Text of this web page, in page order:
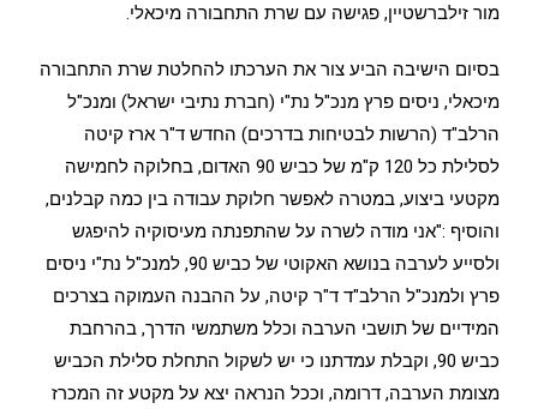
מור זילברשטיין, פגישה עם שרת התחבורה מיכאלי.
בסיום הישיבה הביע צור את הערכתו להחלטת שרת התחבורה
מיכאלי, ניסים פרץ מנכ"ל נת"י (חברת נתיבי ישראל) ומנכ"ל
הרלב"ד (הרשות לבטיחות בדרכים) החדש ד"ר ארז קיטה
לסלילת כל 120 ק"מ של כביש 90 האדום, בחלוקה לחמישה
מקטעי ביצוע, במטרה לאפשר חלוקת עבודה בין כמה קבלנים,
והוסיף :"אני מודה לשרה על שהתפנתה מעיסוקיה להיפגש
ולסייע לערבה בנושא האקוטי של כביש 90, למנכ"ל נת"י ניסים
פרץ ולמנכ"ל הרלב"ד ד"ר קיטה, על ההבנה העמוקה בצרכים
המידיים של תושבי הערבה וכלל משתמשי הדרך, בהרחבת
כביש 90, וקבלת עמדתנו כי יש לשקול התחלת סלילת הכביש
מצומת הערבה, דרומה, וככל הנראה יצא על מקטע זה המכרז